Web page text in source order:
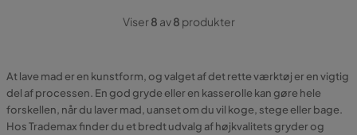
Viser8 av8 produkter
At lave mad er en kunstform, og valget af det rette værktøj er en vigtig
del af processen. En god gryde eller en kasserolle kan gøre hele
forskellen, når du laver mad, uanset om du vil koge, stege eller bage.
Hos Trademax finder du et bredt udvalg af højkvalitets gryder og